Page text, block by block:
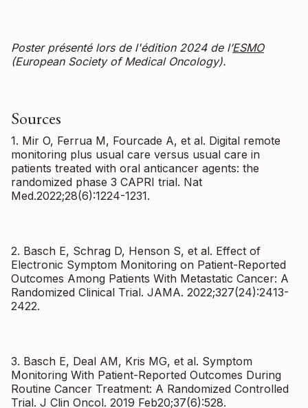
Poster présenté lors de l'édition 2024 de l’ESMO
(European Society of Medical Oncology).
Sources
1. Mir O, Ferrua M, Fourcade A, et al. Digital remote
monitoring plus usual care versus usual care in
patients treated with oral anticancer agents: the
randomized phase 3 CAPRI trial. Nat
Med.2022;28(6):1224-1231.
2. Basch E, Schrag D, Henson S, et al. Effect of
Electronic Symptom Monitoring on Patient-Reported
Outcomes Among Patients With Metastatic Cancer: A
Randomized Clinical Trial. JAMA. 2022;327(24):2413-
2422.
3. Basch E, Deal AM, Kris MG, et al. Symptom
Monitoring With Patient-Reported Outcomes During
Routine Cancer Treatment: A Randomized Controlled
Trial. J Clin Oncol. 2019 Feb20;37(6):528.